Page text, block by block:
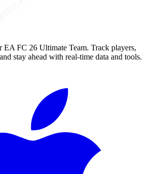
EA FC 26 Ultimate Team. Track players,
stay ahead with real-time data and tools.